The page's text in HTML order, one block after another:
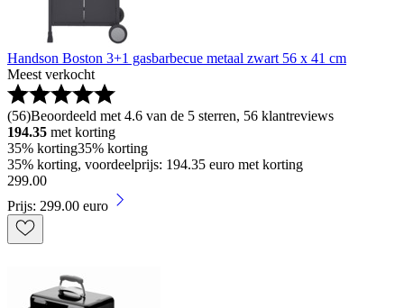
Handson Boston 3+1 gasbarbecue metaal zwart 56 x 41 cm
Meest verkocht
(56)Beoordeeld met 4.6 van de 5 sterren, 56 klantreviews
194.35 met korting
35% korting35% korting
35% korting, voordeelprijs: 194.35 euro met korting
299.00
Prijs: 299.00 euro